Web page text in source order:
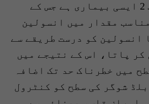
ذیابیطس ٹائپ 2 ایسی بیماری ہے جس کے
مقدار میں انسولین
انسولین کو درست طریقے سے
کر پاتا، اس کے نتیجے میں
میں خطرناک حد تک اضافہ
شوگر کی سطح کو کنٹرول